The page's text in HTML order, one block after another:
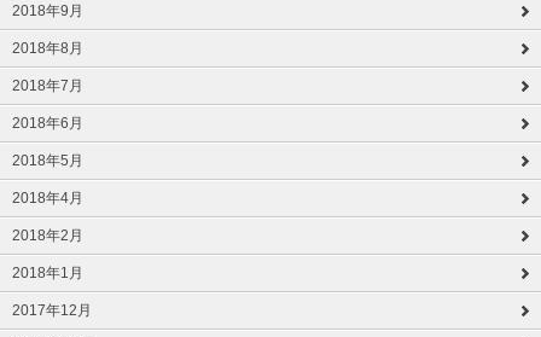
2018年9月
2018年8月
2018年7月
2018年6月
2018年5月
2018年4月
2018年2月
2018年1月
2017年12月